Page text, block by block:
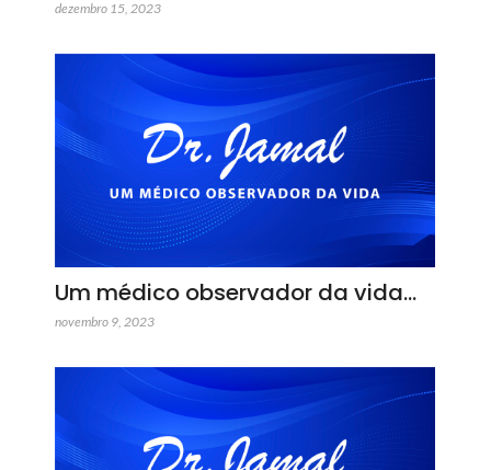
dezembro 15, 2023
Um médico observador da vida…
novembro 9, 2023